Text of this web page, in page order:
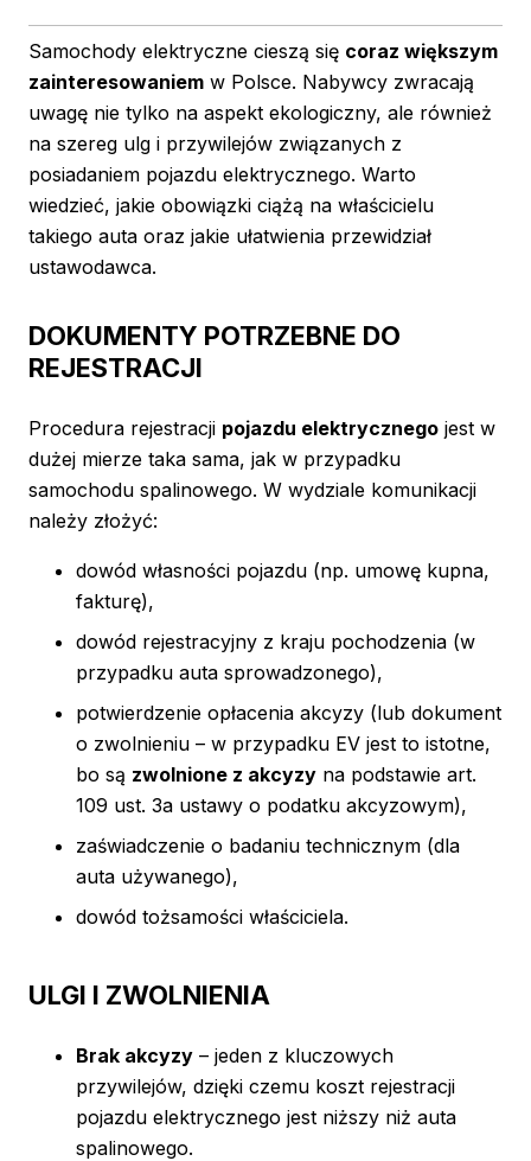
Samochody elektryczne cieszą się coraz większym
zainteresowaniem w Polsce. Nabywcy zwracają
uwagę nie tylko na aspekt ekologiczny, ale również
na szereg ulg i przywilejów związanych z
posiadaniem pojazdu elektrycznego. Warto
wiedzieć, jakie obowiązki ciążą na właścicielu
takiego auta oraz jakie ułatwienia przewidział
ustawodawca.
DOKUMENTY POTRZEBNE DO
REJESTRACJI
Procedura rejestracji pojazdu elektrycznego jest w
dużej mierze taka sama, jak w przypadku
samochodu spalinowego. W wydziale komunikacji
należy złożyć:
dowód własności pojazdu (np. umowę kupna,
fakturę),
dowód rejestracyjny z kraju pochodzenia (w
przypadku auta sprowadzonego),
potwierdzenie opłacenia akcyzy (lub dokument
o zwolnieniu – w przypadku EV jest to istotne,
bo są zwolnione z akcyzy na podstawie art.
109 ust. 3a ustawy o podatku akcyzowym),
zaświadczenie o badaniu technicznym (dla
auta używanego),
dowód tożsamości właściciela.
ULGI I ZWOLNIENIA
Brak akcyzy – jeden z kluczowych
przywilejów, dzięki czemu koszt rejestracji
pojazdu elektrycznego jest niższy niż auta
spalinowego.